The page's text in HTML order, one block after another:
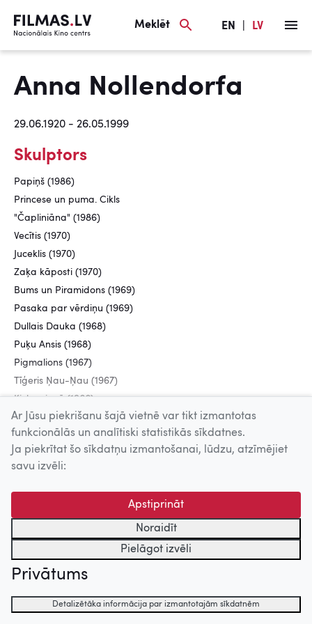
Meklēt EN LV
Anna Nollendorfa
29.06.1920 - 26.05.1999
Skulptors
Papiņš (1986)
Princese un puma. Cikls
"Čapliniāna" (1986)
Vecītis (1970)
Juceklis (1970)
Zaķa kāposti (1970)
Bums un Piramidons (1969)
Pasaka par vērdiņu (1969)
Dullais Dauka (1968)
Puķu Ansis (1968)
Pigmalions (1967)
Tīģeris Ņau-Ņau (1967)
Ki-ke-ri-gū (1966)
Uz augšu
centrs. Sadarbības partneris: Latvijas Valsts
kinofotofonodokumentu arhīvs.
Ar Jūsu piekrišanu šajā vietnē var tikt izmantotas
funkcionālās un analītiski statistikās sīkdatnes.
Ja piekrītat šo sīkdatņu izmantošanai, lūdzu, atzīmējiet
savu izvēli:
Apstiprināt
Noraidīt
Pielāgot izvēli
Privātums
Detalizētāka informācija par izmantotajām sīkdatnēm